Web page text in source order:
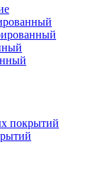
покрытий